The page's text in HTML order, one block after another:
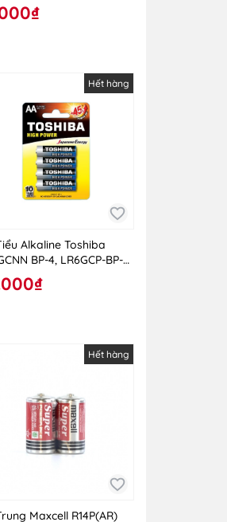
Hết hàng
Alkaline Toshiba
BP-4, LR6GCP-BP-4
Hết hàng
Maxcell R14P(AR)